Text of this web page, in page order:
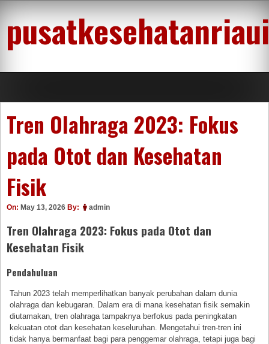
content
Tren Olahraga 2023: Fokus
pada Otot dan Kesehatan
Fisik
On: May 13, 2026 By: admin
Tren Olahraga 2023: Fokus pada Otot dan
Kesehatan Fisik
Pendahuluan
Tahun 2023 telah memperlihatkan banyak perubahan dalam dunia
olahraga dan kebugaran. Dalam era di mana kesehatan fisik semakin
diutamakan, tren olahraga tampaknya berfokus pada peningkatan
kekuatan otot dan kesehatan keseluruhan. Mengetahui tren-tren ini
tidak hanya bermanfaat bagi para penggemar olahraga, tetapi juga bagi